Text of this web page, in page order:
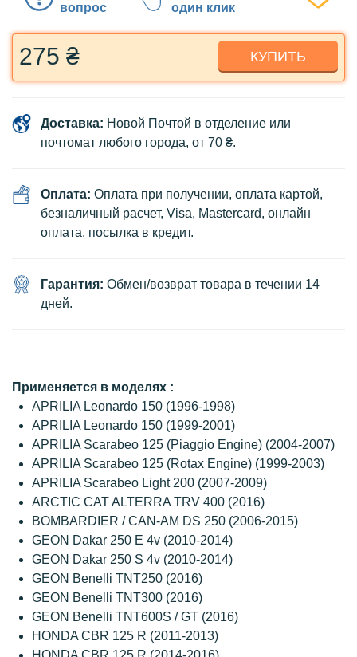
вопрос
один клик
275 ₴ КУПИТЬ
Доставка: Новой Почтой в отделение или
почтомат любого города, от 70 ₴.
Оплата: Оплата при получении, оплата картой,
безналичный расчет, Visa, Mastercard, онлайн
оплата, посылка в кредит.
Гарантия: Обмен/возврат товара в течении 14
дней.
Применяется в моделях :
APRILIA Leonardo 150 (1996-1998)
APRILIA Leonardo 150 (1999-2001)
APRILIA Scarabeo 125 (Piaggio Engine) (2004-2007)
APRILIA Scarabeo 125 (Rotax Engine) (1999-2003)
APRILIA Scarabeo Light 200 (2007-2009)
ARCTIC CAT ALTERRA TRV 400 (2016)
BOMBARDIER / CAN-AM DS 250 (2006-2015)
GEON Dakar 250 E 4v (2010-2014)
GEON Dakar 250 S 4v (2010-2014)
GEON Benelli TNT250 (2016)
GEON Benelli TNT300 (2016)
GEON Benelli TNT600S / GT (2016)
HONDA CBR 125 R (2011-2013)